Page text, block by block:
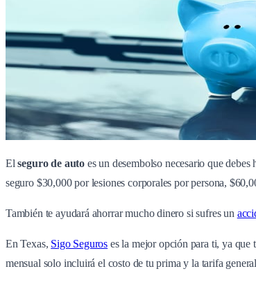
Elseguro de auto es un desembolso necesario que
seguro $30,000 por lesiones corporales por persona,
También te ayudará ahorrar mucho dinero si sufres un
En Texas, Sigo Seguros es la mejor opción para ti, ya que
mensual solo incluirá el costo de tu prima y la tarifa